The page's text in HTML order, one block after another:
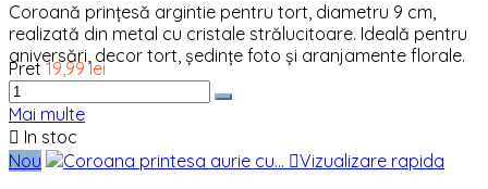
Coroană prințesă argintie pentru tort, diametru 9 cm,
realizată din metal cu cristale strălucitoare. Ideală pentru
aniversări, decor tort, ședințe foto și aranjamente florale.
Pret 19,99 lei
Mai multe
 In stoc
Nou
Vizualizare rapida